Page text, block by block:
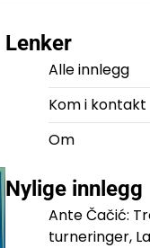
Lenker
Alle innlegg
Kom i kontakt
Om
Nylige innlegg
Ante Čačić:
turneringer,